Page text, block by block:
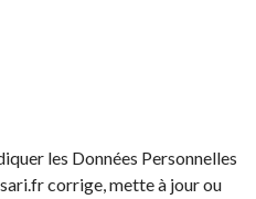
les Données Personnelles
corrige, mette à jour ou